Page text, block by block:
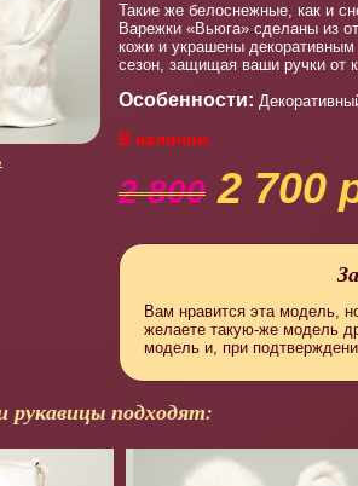
Такие же белоснежные, как и
Варежки «Вьюга» сделаны из
кожи и украшены
сезон, защищая ваши ручки от
Особенности:
В наличии.
2 800 2 700
Вам нравится эта модель,
желаете такую-же модель
модель и, при
подходят: